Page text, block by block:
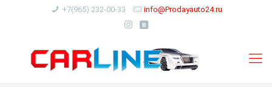
+7(965) 232-00-33 info@Prodayauto24.ru